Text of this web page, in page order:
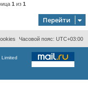
1 из 1
Перейти
Часовой пояс: UTC+03:00